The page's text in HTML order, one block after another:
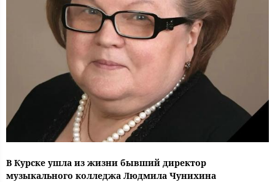
В Курске ушла из жизни бывший директор
музыкального колледжа Людмила Чунихина